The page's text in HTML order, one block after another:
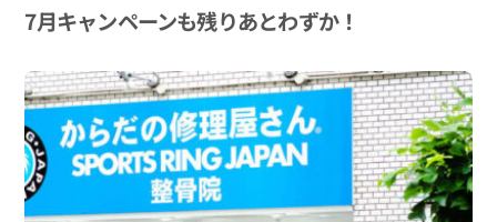
7月キャンペーンも残りあとわずか！